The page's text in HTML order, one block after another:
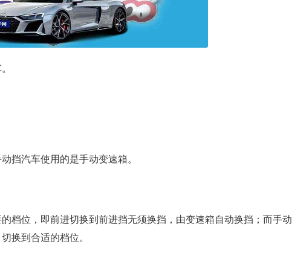
挡汽车使用的是手动变速箱。
档位，即前进切换到前进挡无须换挡，由变速箱自动换挡；而手动
换到合适的档位。